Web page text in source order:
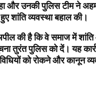
और उनकी पुलिस टीम ने
शांति व्यवस्था बहाल की।
की है कि वे समाज में
तुरंत पुलिस को दें। यह
को रोकने और कानून